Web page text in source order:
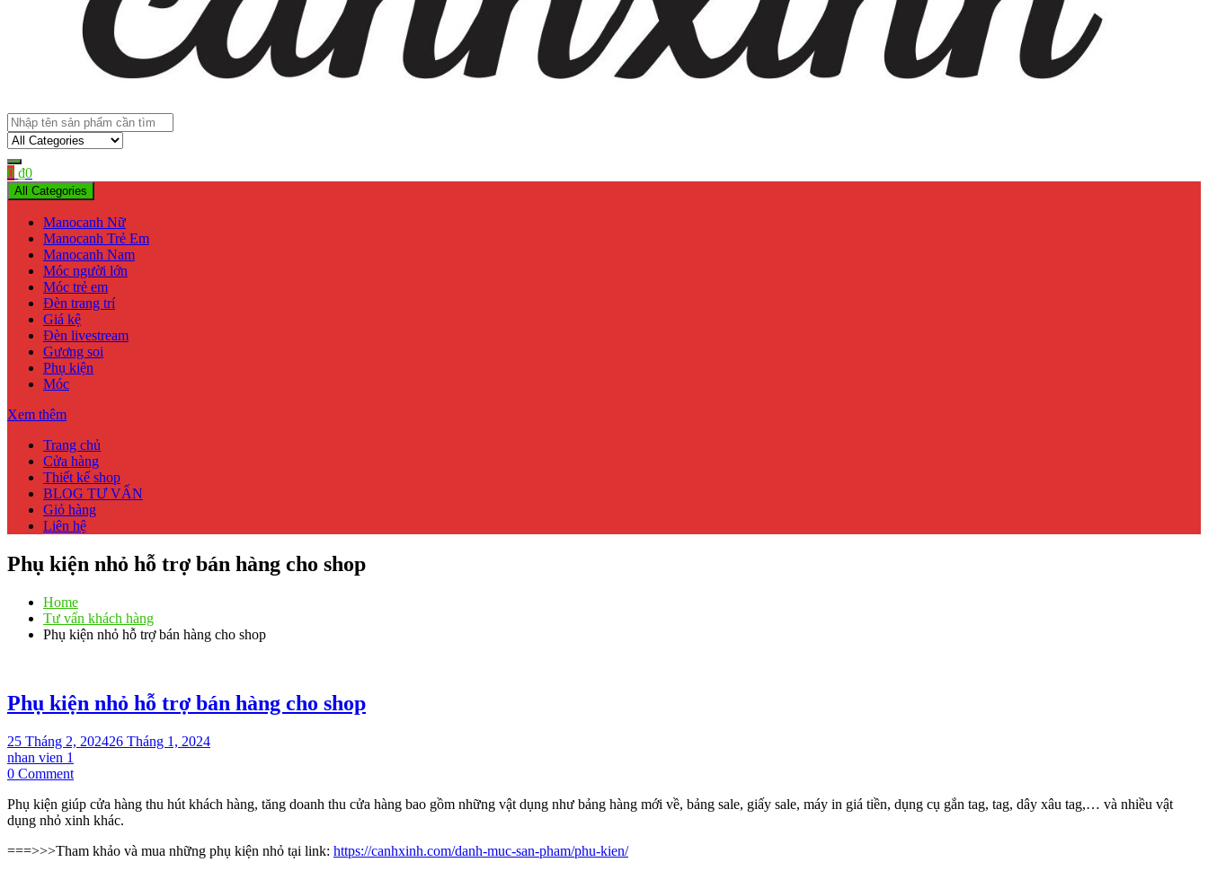
canh xinh
Shop bán manơcanh, phụ kiện mở shop
0 ₫0
All Categories
Manocanh Nữ
Manocanh Trẻ Em
Manocanh Nam
Móc người lớn
Móc trẻ em
Đèn trang trí
Giá kệ
Đèn livestream
Gương soi
Phụ kiện
Móc
Xem thêm
Trang chủ
Cửa hàng
Thiết kế shop
BLOG TƯ VẤN
Giỏ hàng
Liên hệ
Phụ kiện nhỏ hỗ trợ bán hàng cho shop
Home
Tư vấn khách hàng
Phụ kiện nhỏ hỗ trợ bán hàng cho shop
Phụ kiện nhỏ hỗ trợ bán hàng cho shop
25 Tháng 2, 202426 Tháng 1, 2024
nhan vien 1
0 Commenton
kiện
nhỏ
trợ
Phụ kiện giúp cửa hàng thu hút khách hàng, tăng doanh thu cửa hàng bao gồm những vật dụng như bảng hàng mới về, bảng sale, giấy sale, máy in giá tiền, dụng cụ gắn tag, tag, dây xâu tag,… và nhiều vật
dụng nhỏ xinh khác.
===>>>Tham khảo và mua những phụ kiện nhỏ tại link: https://canhxinh.com/danh-muc-san-pham/phu-kien/